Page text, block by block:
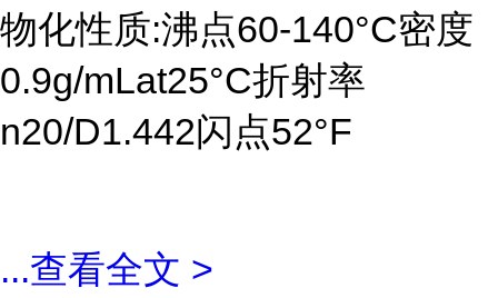
物化性质:沸点60-140°C密度
0.9g/mLat25°C折射率
n20/D1.442闪点52°F
...查看全文 >